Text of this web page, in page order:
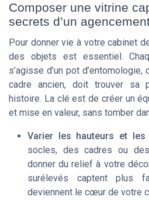
Composer une vitrine
secrets d’un
Pour donner vie à votre cabinet
des objets est essentiel.
s’agisse d’un pot d’entomologie,
cadre ancien, doit trouver sa
histoire. La clé est de créer un
et mise en valeur, sans tomber
Varier les hauteurs et les
socles, des cadres ou
donner du relief à votre
surélevés captent plus
deviennent le cœur de votre